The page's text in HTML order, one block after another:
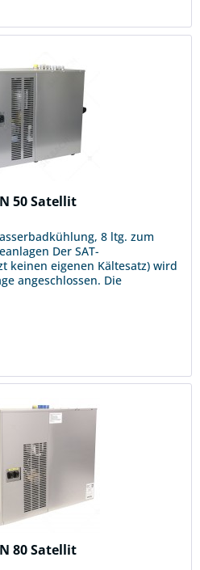
50 Satellit
8 ltg. zum
Der SAT-
keinen eigenen Kältesatz) wird
angeschlossen. Die
80 Satellit